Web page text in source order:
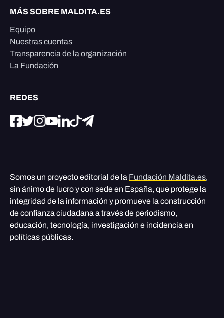
MÁS SOBRE MALDITA.ES
Equipo
Nuestras cuentas
Transparencia de la organización
La Fundación
REDES
Somos un proyecto editorial de la Fundación Maldita.es,
sin ánimo de lucro y con sede en España, que protege la
integridad de la información y promueve la construcción
de confianza ciudadana a través de periodismo,
educación, tecnología, investigación e incidencia en
políticas públicas.